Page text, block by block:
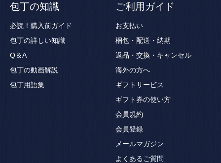
包丁の知識
必読！購入前ガイド
包丁の詳しい知識
Q＆A
包丁の動画解説
包丁用語集
ご利用ガイド
お支払い
梱包・配送・納期
返品・交換・キャンセル
海外の方へ
ギフトサービス
ギフト券の使い方
会員規約
会員登録
メールマガジン
よくあるご質問